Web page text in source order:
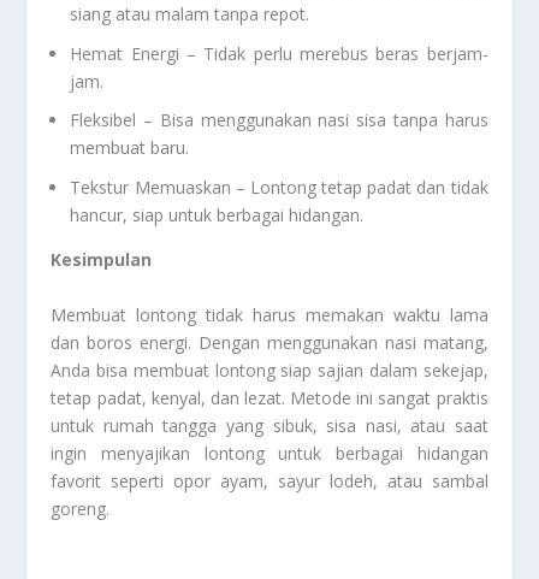
siang atau malam tanpa repot.
Hemat Energi – Tidak perlu merebus beras berjam-
jam.
Fleksibel – Bisa menggunakan nasi sisa tanpa harus
membuat baru.
Tekstur Memuaskan – Lontong tetap padat dan tidak
hancur, siap untuk berbagai hidangan.
Kesimpulan
Membuat lontong tidak harus memakan waktu lama
dan boros energi. Dengan menggunakan nasi matang,
Anda bisa membuat lontong siap sajian dalam sekejap,
tetap padat, kenyal, dan lezat. Metode ini sangat praktis
untuk rumah tangga yang sibuk, sisa nasi, atau saat
ingin menyajikan lontong untuk berbagai hidangan
favorit seperti opor ayam, sayur lodeh, atau sambal
goreng.